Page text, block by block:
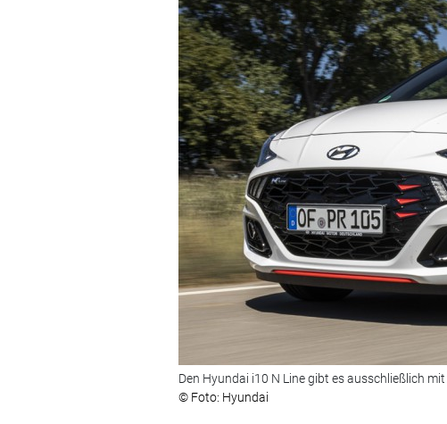
Den Hyundai i10 N Line gibt es ausschließlich
© Foto: Hyundai